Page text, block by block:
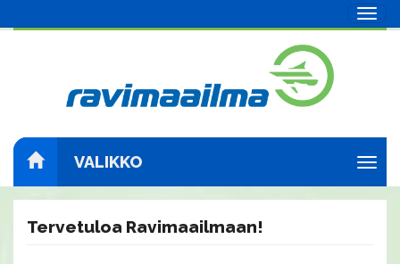
VALIKKO
Tervetuloa Ravimaailmaan!